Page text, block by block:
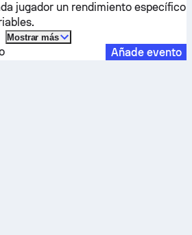
jugador un rendimiento específico
Mostrar más
Añade evento